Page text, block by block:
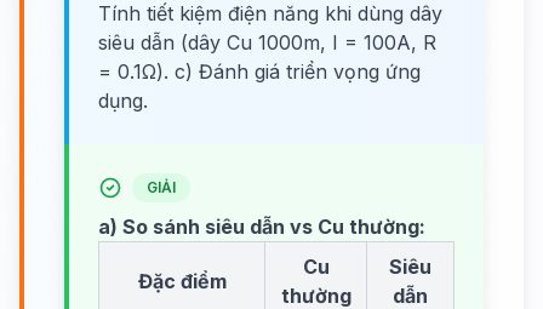
Tính tiết kiệm điện năng khi dùng dây
siêu dẫn (dây Cu 1000m, I = 100A, R
= 0.1Ω). c) Đánh giá triển vọng ứng
dụng.
GIẢI
a) So sánh siêu dẫn vs Cu thường:
Đặc điểm
Cu
thường
Siêu
dẫn